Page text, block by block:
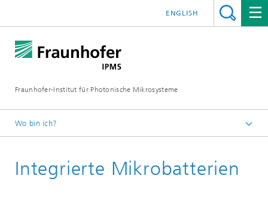
Fraunhofer-Institut für Photonische Mikrosysteme
ENGLISH
Wo bin ich?
Komponenten und Systeme
Integrierte Mikrobatterien